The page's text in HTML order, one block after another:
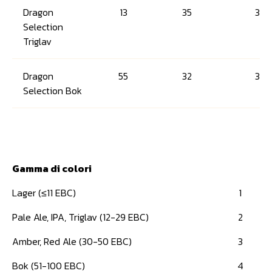
Dragon
Selection
Triglav
13 35 3
Dragon
Selection Bok
55 32 3
Gamma di colori
Lager (≤11 EBC)
1
Pale Ale, IPA, Triglav (12-29 EBC)
2
Amber, Red Ale (30-50 EBC)
3
Bok (51-100 EBC)
4